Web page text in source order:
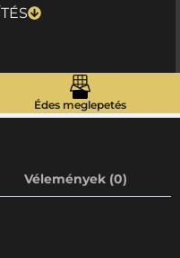
Édes meglepetés
Vélemények (0)